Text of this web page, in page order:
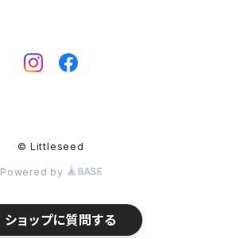
© Littleseed
Powered by
ショップに質問する